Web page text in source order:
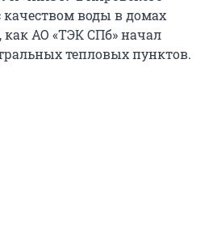
воды в домах
как АО «ТЭК СПб» начал
тепловых пунктов.